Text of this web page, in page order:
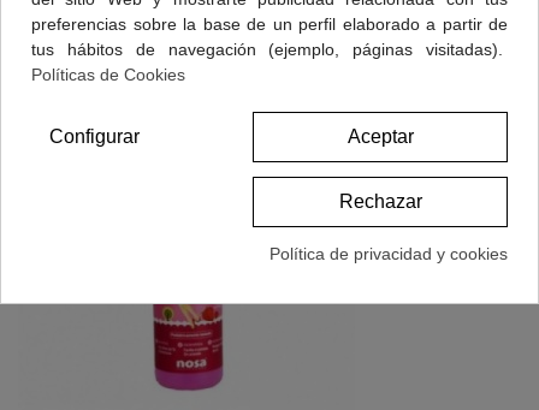
preferencias sobre la base de un perfil elaborado a partir de
tus hábitos de navegación (ejemplo, páginas visitadas).
Políticas de Cookies
Aceptar
Rechazar
Configurar
Política de privacidad y cookies